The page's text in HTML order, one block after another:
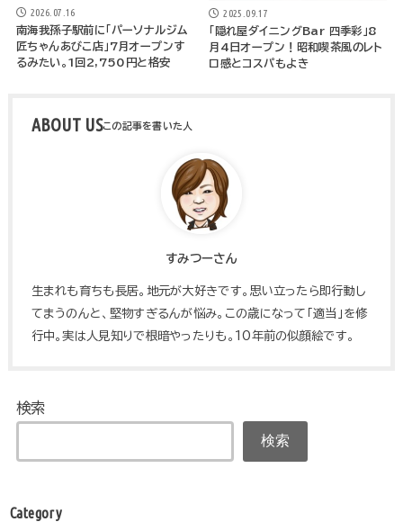
2026.07.16
南海我孫子駅前に「パーソナルジム
匠ちゃんあびこ店」7月オープンす
るみたい。1回2,750円と格安
2025.09.17
「隠れ屋ダイニングBar 四季彩」8
月4日オープン！昭和喫茶風のレト
ロ感とコスパもよき
ABOUT US
すみつーさん
生まれも育ちも長居。地元が大好きです。思い立ったら即行動し
てまうのんと、堅物すぎるんが悩み。この歳になって「適当」を修
行中。実は人見知りで根暗やったりも。10年前の似顔絵です。
検索
検索
Category